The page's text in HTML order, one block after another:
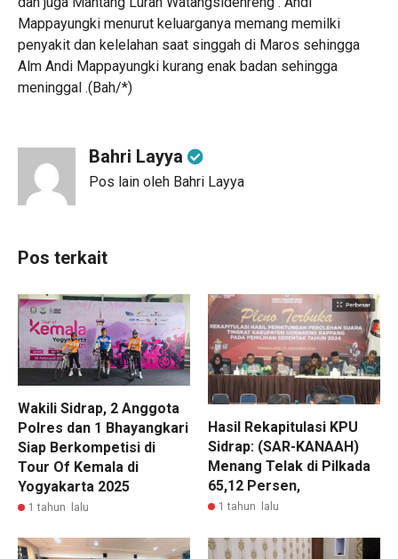
Mappayungki menurut keluarganya memang memilki
penyakit dan kelelahan saat singgah di Maros sehingga
Alm Andi Mappayungki kurang enak badan sehingga
meninggal .(Bah/*)
Bahri Layya
Pos lain oleh Bahri Layya
Pos terkait
Wakili Sidrap, 2 Anggota
Polres dan 1 Bhayangkari
Siap Berkompetisi di
Tour Of Kemala di
Yogyakarta 2025
1 tahun lalu
Hasil Rekapitulasi KPU
Sidrap: (SAR-KANAAH)
Menang Telak di Pilkada
65,12 Persen,
1 tahun lalu